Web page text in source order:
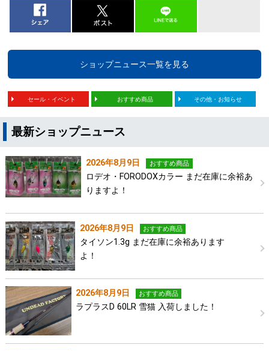
ショップニュース一覧を見る
セール・イベント おすすめ商品 その他・お知らせ
最新ショップニュース
2026年8月9日 おすすめ商品
ロデオ・FORODOXカラー まだ在庫に余裕あ
りますよ！
2026年8月9日 おすすめ商品
タイソン1.3g まだ在庫に余裕あります
よ！
2026年8月9日 おすすめ商品
ラプラスD 60LR 雪猫 入荷しました！